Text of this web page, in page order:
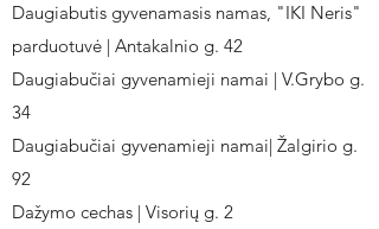
Daugiabutis gyvenamasis namas, "IKI Neris"
parduotuvė | Antakalnio g. 42
Daugiabučiai gyvenamieji namai | V.Grybo g.
34
Daugiabučiai gyvenamieji namai| Žalgirio g.
92
Dažymo cechas | Visorių g. 2